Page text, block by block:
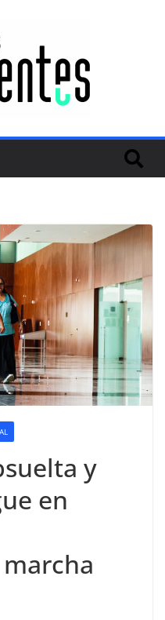
y
en